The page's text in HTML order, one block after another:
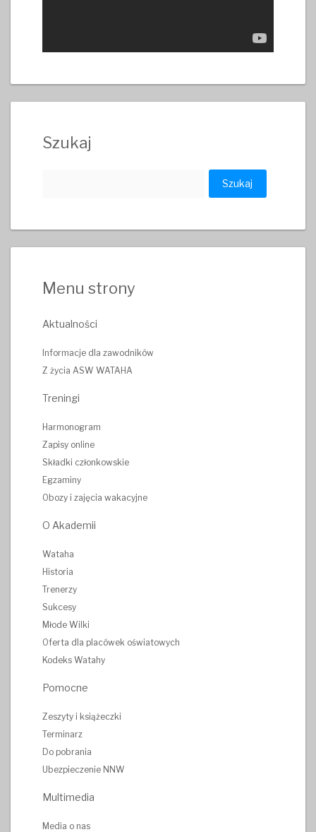
Szukaj
Menu strony
Aktualności
Informacje dla zawodników
Z życia ASW WATAHA
Treningi
Harmonogram
Zapisy online
Składki członkowskie
Egzaminy
Obozy i zajęcia wakacyjne
O Akademii
Wataha
Historia
Trenerzy
Sukcesy
Młode Wilki
Oferta dla placówek oświatowych
Kodeks Watahy
Pomocne
Zeszyty i książeczki
Terminarz
Do pobrania
Ubezpieczenie NNW
Multimedia
Media o nas